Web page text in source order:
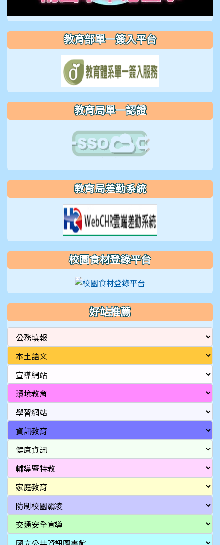
影
片
教育部單一簽入平台
教育局單一認證
教育局差勤系統
校園食材登錄平台
好站推薦